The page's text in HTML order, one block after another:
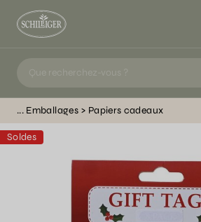
Emballages Papiers cadeaux
Soldes